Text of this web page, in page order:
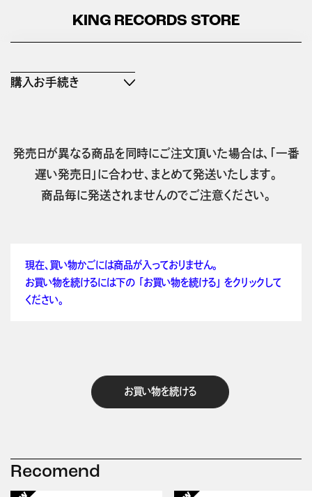
KING RECORDS STORE
購入お手続き
発売日が異なる商品を同時にご注文頂いた場合は、「一番
遅い発売日」に合わせ、まとめて発送いたします。
商品毎に発送されませんのでご注意ください。
現在、買い物かごには商品が入っておりません。
お買い物を続けるには下の 「お買い物を続ける」 をクリックして
ください。
お買い物を続ける
Recomend